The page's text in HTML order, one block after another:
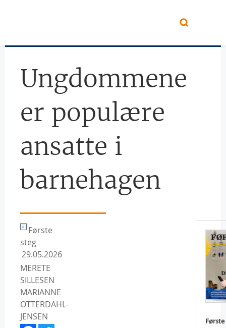
Ungdommene
er populære
ansatte i
barnehagen
Første
steg
29.05.2026
MERETE
SILLESEN
MARIANNE
OTTERDAHL-
JENSEN